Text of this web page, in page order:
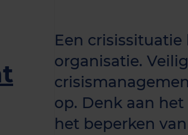
Een
organisatie.
op. Denk aan
het beperken